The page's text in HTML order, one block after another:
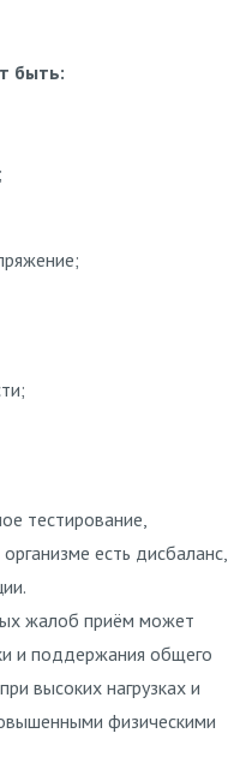
быть:
тестирование,
есть дисбаланс,
жалоб приём может
и поддержания общего
высоких нагрузках и
физическими